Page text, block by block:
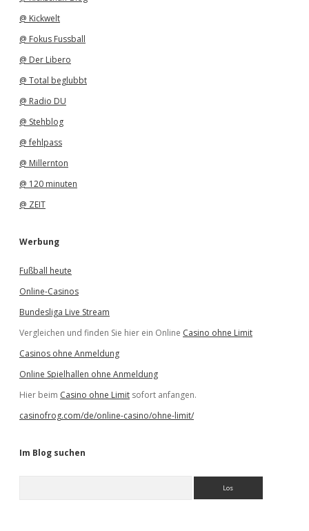
@ Kickwelt
@ Fokus Fussball
@ Der Libero
@ Total beglubbt
@ Radio DU
@ Stehblog
@ fehlpass
@ Millernton
@ 120 minuten
@ ZEIT
Werbung
Fußball heute
Online-Casinos
Bundesliga Live Stream
Vergleichen und finden Sie hier ein Online Casino ohne Limit
Casinos ohne Anmeldung
Online Spielhallen ohne Anmeldung
Hier beim Casino ohne Limit sofort anfangen.
casinofrog.com/de/online-casino/ohne-limit/
Im Blog suchen